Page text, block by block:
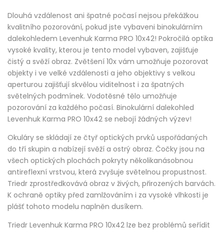
Dlouhá vzdálenost ani špatné počasí nejsou překážkou
kvalitního pozorování, pokud jste vybaveni binokulárním
dalekohledem Levenhuk Karma PRO 10x42! Pokročilá optika
vysoké kvality, kterou je tento model vybaven, zajišťuje
čistý a svěží obraz. Zvětšení 10x vám umožňuje pozorovat
objekty i ve velké vzdálenosti a jeho objektivy s velkou
aperturou zajišťují skvělou viditelnost i za špatných
světelných podmínek. Vodotěsné tělo umožňuje
pozorování za každého počasí. Binokulární dalekohled
Levenhuk Karma PRO 10x42 se nebojí žádných výzev!
Okuláry se skládají ze čtyř optických prvků uspořádaných
do tří skupin a nabízejí svěží a ostrý obraz. Čočky jsou na
všech optických plochách pokryty několikanásobnou
antireflexní vrstvou, která zvyšuje světelnou propustnost.
Triedr zprostředkovává obraz v živých, přirozených barvách.
K ochraně optiky před zamlžováním i za vysoké vlhkosti je
plášť tohoto modelu naplněn dusíkem.
Triedr Levenhuk Karma PRO 10x42 lze bez problémů seřídit